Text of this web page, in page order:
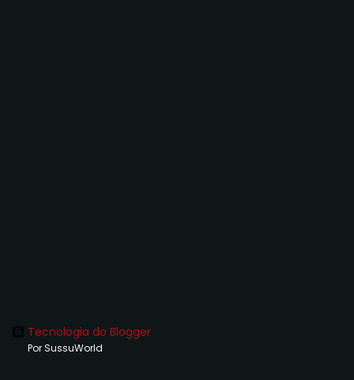
Tecnologia do Blogger
Por SussuWorld